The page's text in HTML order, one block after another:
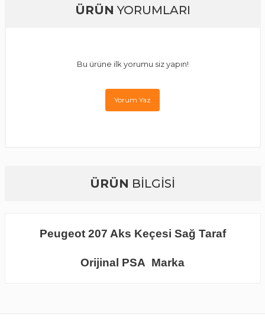
ÜRÜN YORUMLARI
Bu ürüne ilk yorumu siz yapın!
Yorum Yaz
ÜRÜN BİLGİSİ
Peugeot 207 Aks Keçesi Sağ Taraf
Orijinal PSA Marka